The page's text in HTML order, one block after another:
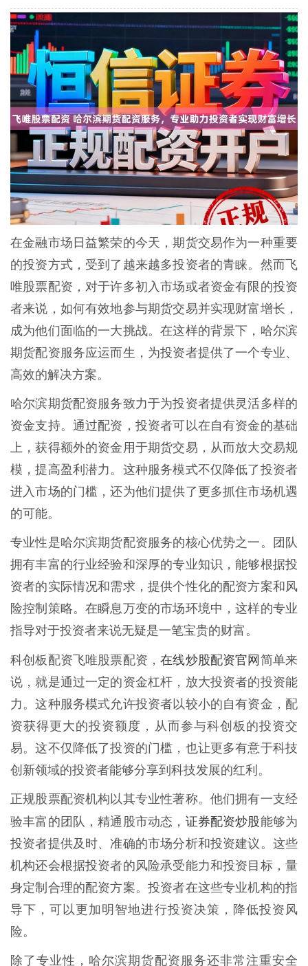
在金融市场日益繁荣的今天，期货交易作为一种重要
的投资方式，受到了越来越多投资者的青睐。然而飞
唯股票配资，对于许多初入市场或者资金有限的投资
者来说，如何有效地参与期货交易并实现财富增长，
成为他们面临的一大挑战。在这样的背景下，哈尔滨
期货配资服务应运而生，为投资者提供了一个专业、
高效的解决方案。
哈尔滨期货配资服务致力于为投资者提供灵活多样的
资金支持。通过配资，投资者可以在自有资金的基础
上，获得额外的资金用于期货交易，从而放大交易规
模，提高盈利潜力。这种服务模式不仅降低了投资者
进入市场的门槛，还为他们提供了更多抓住市场机遇
的可能。
专业性是哈尔滨期货配资服务的核心优势之一。团队
拥有丰富的行业经验和深厚的专业知识，能够根据投
资者的实际情况和需求，提供个性化的配资方案和风
险控制策略。在瞬息万变的市场环境中，这样的专业
指导对于投资者来说无疑是一笔宝贵的财富。
科创板配资飞唯股票配资，在线炒股配资官网简单来
说，就是通过一定的资金杠杆，放大投资者的投资能
力。这种服务模式允许投资者以较小的自有资金，配
资获得更大的投资额度，从而参与科创板的投资交
易。这不仅降低了投资的门槛，也让更多有意于科技
创新领域的投资者能够分享到科技发展的红利。
正规股票配资机构以其专业性著称。他们拥有一支经
验丰富的团队，精通股市动态， 证券配资炒股能够为
投资者提供及时、准确的市场分析和投资建议。这些
机构还会根据投资者的风险承受能力和投资目标，量
身定制合理的配资方案。投资者在这些专业机构的指
导下，可以更加明智地进行投资决策，降低投资风
险。
除了专业性，哈尔滨期货配资服务还非常注重安全